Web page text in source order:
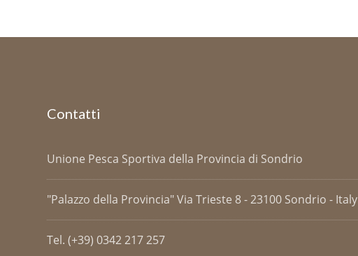
Contatti
Unione Pesca Sportiva della Provincia di Sondrio
"Palazzo della Provincia" Via Trieste 8 - 23100 Sondrio - Italy
Tel. (+39) 0342 217 257